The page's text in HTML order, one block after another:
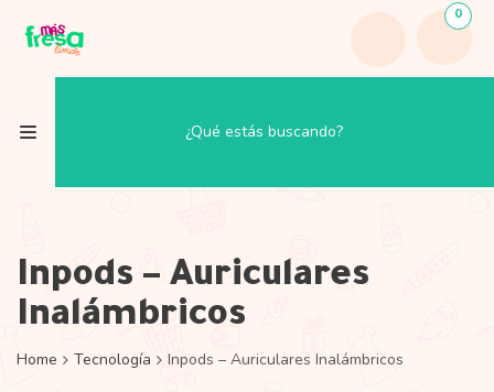
0
Inpods – Auriculares
Inalámbricos
Home Tecnología Inpods – Auriculares Inalámbricos